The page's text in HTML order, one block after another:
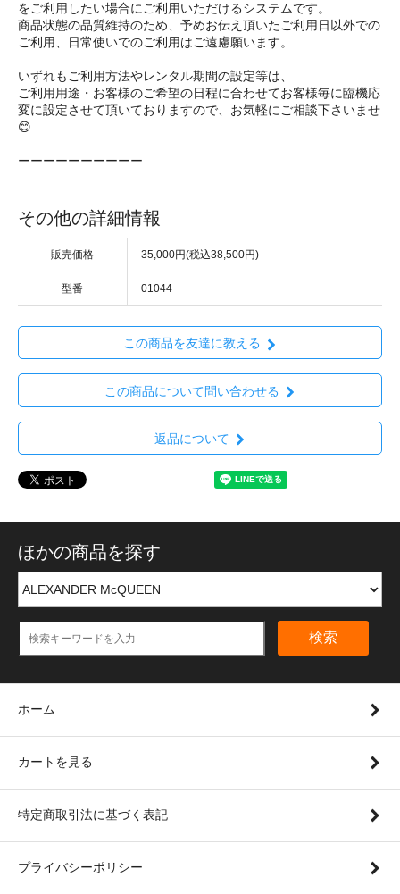
をご利用したい場合にご利用いただけるシステムです。
商品状態の品質維持のため、予めお伝え頂いたご利用日以外での
ご利用、日常使いでのご利用はご遠慮願います。
いずれもご利用方法やレンタル期間の設定等は、
ご利用用途・お客様のご希望の日程に合わせてお客様毎に臨機応
変に設定させて頂いておりますので、お気軽にご相談下さいませ
😊
ーーーーーーーーーー
その他の詳細情報
販売価格 35,000円(税込38,500円)
型番 01044
この商品を友達に教える
この商品について問い合わせる
返品について
ほかの商品を探す
検索
ホーム
カートを見る
特定商取引法に基づく表記
プライバシーポリシー